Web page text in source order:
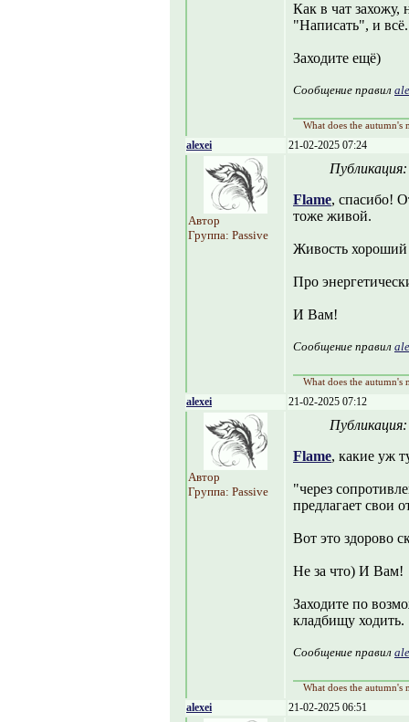
Как в чат
"Написать", и всë.
Заходите ещë)
Сообщение правил
What does the autumn's
alexei 21-02-2025 07:24
Автор
Группа: Passive
Flame, спасибо!
тоже живой.
Живость
Про
И Вам!
Сообщение правил
What does the autumn's
alexei 21-02-2025 07:12
Автор
Группа: Passive
Flame, какие уж
"через
предлагает свои
Вот это здорово
Не за что) И Вам!
Заходите по
кладбищу ходить.
Сообщение правил
What does the autumn's
alexei 21-02-2025 06:51